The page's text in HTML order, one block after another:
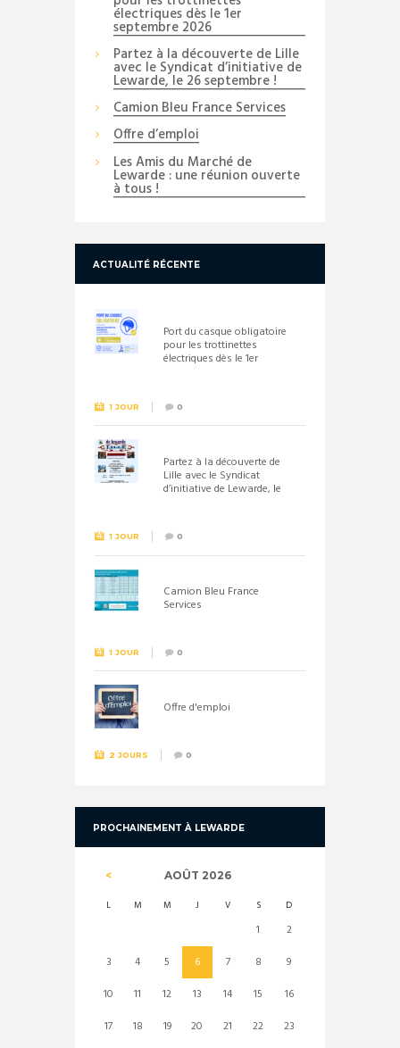
électriques dès le 1er
septembre 2026
Partez à la découverte de Lille
avec le Syndicat d’initiative de
Lewarde, le 26 septembre !
Camion Bleu France Services
Offre d’emploi
Les Amis du Marché de
Lewarde : une réunion ouverte
à tous !
ACTUALITÉ RÉCENTE
Port du casque obligatoire
pour les trottinettes
électriques dès le 1er
1 JOUR 0
Partez à la découverte de
Lille avec le Syndicat
d’initiative de Lewarde, le
1 JOUR 0
Camion Bleu France
Services
1 JOUR 0
Offre d'emploi
2 JOURS 0
PROCHAINEMENT À LEWARDE
AOÛT 2026
L M M J V S D
1
2
3
4 5 6 7 8
9
10
11 12 13 14 15
16
17
18 19 20 21 22 23